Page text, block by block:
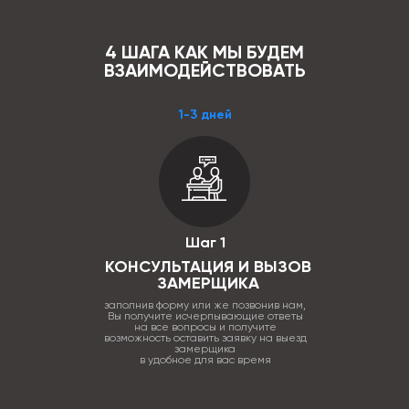
4 ШАГА КАК МЫ БУДЕМ
ВЗАИМОДЕЙСТВОВАТЬ
1-3 дней
Шаг 1
КОНСУЛЬТАЦИЯ И ВЫЗОВ
ЗАМЕРЩИКА
заполнив форму или же позвонив нам,
Вы получите исчерпывающие ответы
на все вопросы и получите
возможность оставить заявку на выезд
замерщика
в удобное для вас время